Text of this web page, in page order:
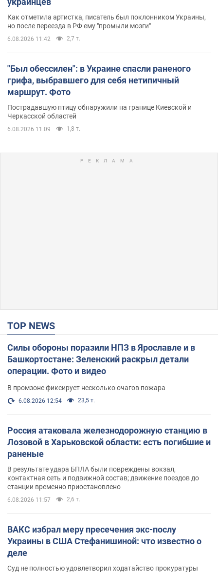
Как отметила артистка, писатель был поклонником Украины,
но после переезда в РФ ему "промыли мозги"
6.08.2026 11:42 2,7 т.
"Был обессилен": в Украине спасли раненого
грифа, выбравшего для себя нетипичный
маршрут. Фото
Пострадавшую птицу обнаружили на границе Киевской и
Черкасской областей
6.08.2026 11:09 1,8 т.
TOP NEWS
Силы обороны поразили НПЗ в Ярославле и в
Башкортостане: Зеленский раскрыл детали
операции. Фото и видео
В промзоне фиксирует несколько очагов пожара
6.08.2026 12:54 23,5 т.
Россия атаковала железнодорожную станцию в
Лозовой в Харьковской области: есть погибшие и
раненые
В результате удара БПЛА были повреждены вокзал,
контактная сеть и подвижной состав; движение поездов до
станции временно приостановлено
6.08.2026 11:57 2,6 т.
ВАКС избрал меру пресечения экс-послу
Украины в США Стефанишиной: что известно о
деле
Суд не полностью удовлетворил ходатайство прокуратуры